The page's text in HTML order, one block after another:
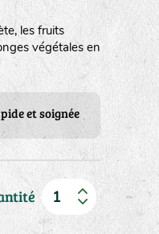
les fruits
végétales en
et soignée